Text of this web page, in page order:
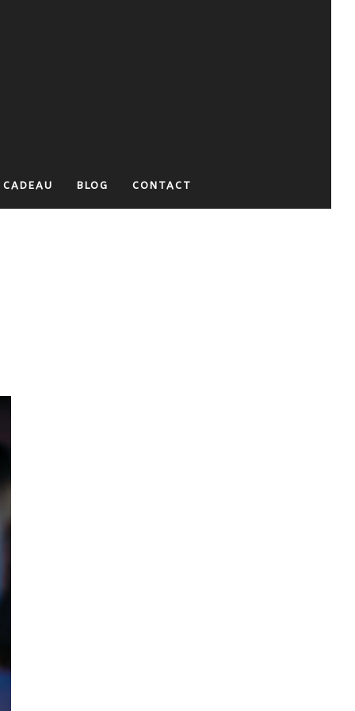
BLOG CONTACT